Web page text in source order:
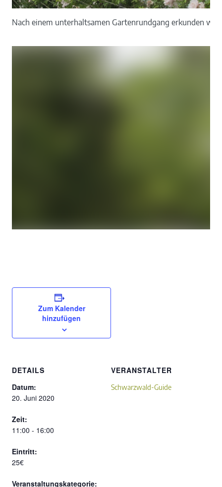
Nach einem unterhaltsamen Gartenrundgang erkunden
Zum Kalender
hinzufügen
DETAILS
Datum:
20. Juni 2020
Zeit:
11:00 - 16:00
Eintritt:
25€
Veranstaltungskategorie:
VERANSTALTER
Schwarzwald-Guide